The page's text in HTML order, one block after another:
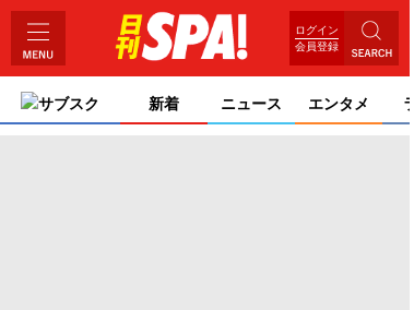
ログイン
会員登録
サブスク 新着 ニュース エンタメ